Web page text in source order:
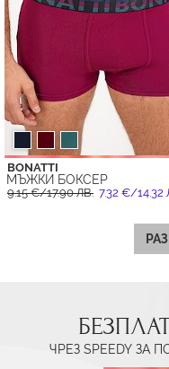
BONATTI
МЪЖКИ БОКСЕР
9.15 €/17.90 ЛВ. 7.32 €/14.32
ЧРЕЗ SPEEDY ЗА